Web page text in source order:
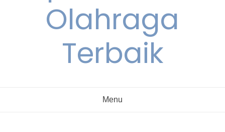
Olahraga
Terbaik
Menu